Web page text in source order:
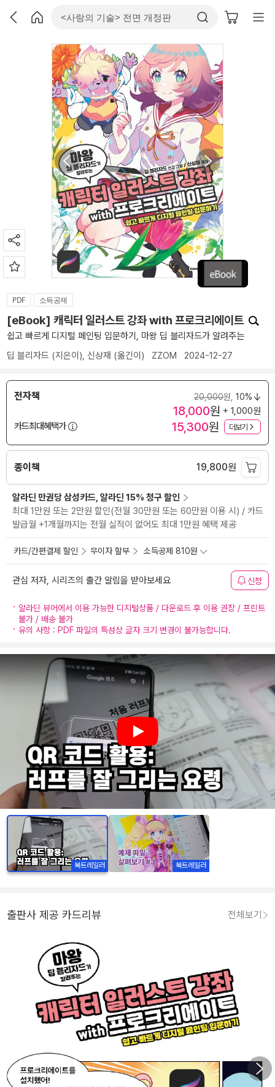
PDF 소득공제
[eBook] 캐릭터 일러스트 강좌 with 프로크리에이트
쉽고 빠르게 디지털 페인팅 입문하기, 마왕 딥 블리자드가 알려주는
딥 블리자드 (지은이), 신상재 (옮긴이) ZZOM 2024-12-27
전자책 20,000원, 10%
18,000원 + 1,000원
카드최대혜택가
15,300원 더보기
종이책 19,800원
알라딘 만권당 삼성카드, 알라딘 15% 청구 할인
최대 1만원 또는 2만원 할인(전월 30만원 또는 60만원 이용 시) / 카드
발급월 +1개월까지는 전월 실적이 없어도 최대 1만원 혜택 제공
카드/간편결제 할인 무이자 할부 소득공제 810원
관심 저자, 시리즈의 출간 알림을 받아보세요 신청
알라딘 뷰어에서 이용 가능한 디지털상품 / 다운로드 후 이용 권장 / 프린트
불가 / 배송 불가
유의 사항 : PDF 파일의 특성상 글자 크기 변경이 불가능합니다.
Play
북트레일러 북트레일러
출판사 제공 카드리뷰 전체보기